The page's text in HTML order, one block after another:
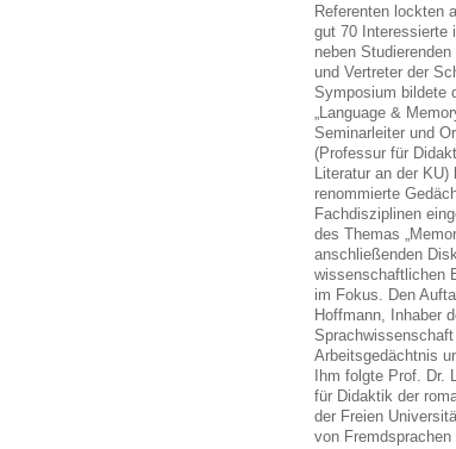
Referenten lockten
gut 70 Interessierte
neben
und Vertreter der
Symposium bildete
„Language &
Seminarleiter und
(Professur für
Literatur an der
renommierte
Fachdisziplinen
des Themas
anschließenden
wissenschaftlichen
im Fokus. Den
Hoffmann, Inhaber
Arbeitsgedächtnis
Ihm folgte Prof. Dr.
für Didaktik der
der Freien
von Fremdsprachen